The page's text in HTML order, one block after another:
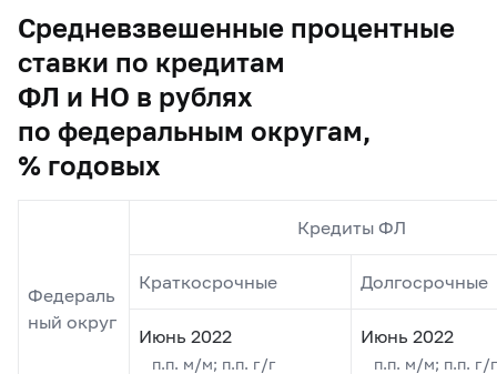
Средневзвешенные процентные
ставки по кредитам
ФЛ и НО в рублях
по федеральным округам,
% годовых
Федераль
ный округ
Кредиты ФЛ
Краткосрочные Долгосрочные
Июнь 2022
п.п. м/м; п.п. г/г
Июнь 2022
п.п. м/м; п.п. г/г